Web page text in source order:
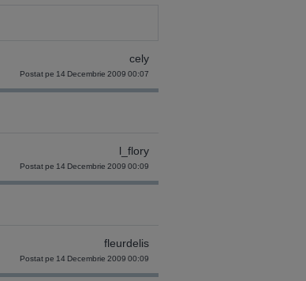
cely
Postat pe 14 Decembrie 2009 00:07
l_flory
Postat pe 14 Decembrie 2009 00:09
fleurdelis
Postat pe 14 Decembrie 2009 00:09